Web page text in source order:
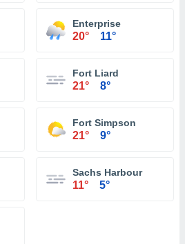
Enterprise
20° 11°
Fort Liard
21° 8°
Fort Simpson
21° 9°
Sachs Harbour
11° 5°